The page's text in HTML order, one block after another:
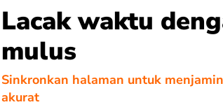
Lacak waktu
mulus
Sinkronkan halaman untuk
akurat